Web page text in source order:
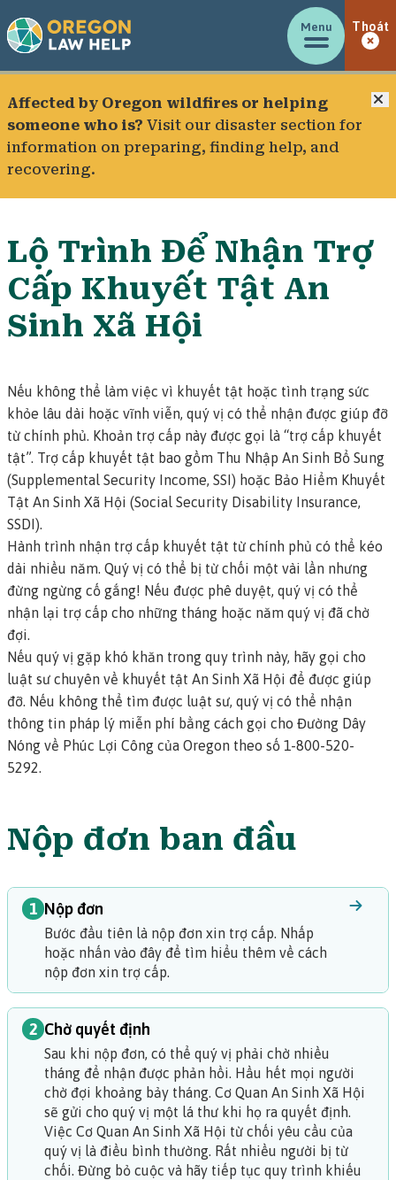
Menu Thoát
Affected by Oregon wildfires or helping
someone who is? Visit our disaster section for
information on preparing, finding help, and
recovering.
Lộ Trình Để Nhận Trợ
Cấp Khuyết Tật An
Sinh Xã Hội
Nếu không thể làm việc vì khuyết tật hoặc tình trạng sức
khỏe lâu dài hoặc vĩnh viễn, quý vị có thể nhận được giúp đỡ
từ chính phủ. Khoản trợ cấp này được gọi là “trợ cấp khuyết
tật”. Trợ cấp khuyết tật bao gồm Thu Nhập An Sinh Bổ Sung
(Supplemental Security Income, SSI) hoặc Bảo Hiểm Khuyết
Tật An Sinh Xã Hội (Social Security Disability Insurance,
SSDI).
Hành trình nhận trợ cấp khuyết tật từ chính phủ có thể kéo
dài nhiều năm. Quý vị có thể bị từ chối một vài lần nhưng
đừng ngừng cố gắng! Nếu được phê duyệt, quý vị có thể
nhận lại trợ cấp cho những tháng hoặc năm quý vị đã chờ
đợi.
Nếu quý vị gặp khó khăn trong quy trình này, hãy gọi cho
luật sư chuyên về khuyết tật An Sinh Xã Hội để được giúp
đỡ. Nếu không thể tìm được luật sư, quý vị có thể nhận
thông tin pháp lý miễn phí bằng cách gọi cho Đường Dây
Nóng về Phúc Lợi Công của Oregon theo số 1-800-520-
5292.
Nộp đơn ban đầu
1 Nộp đơn
Bước đầu tiên là nộp đơn xin trợ cấp. Nhấp
hoặc nhấn vào đây để tìm hiểu thêm về cách
nộp đơn xin trợ cấp.
2 Chờ quyết định
Sau khi nộp đơn, có thể quý vị phải chờ nhiều
tháng để nhận được phản hồi. Hầu hết mọi người
chờ đợi khoảng bảy tháng. Cơ Quan An Sinh Xã Hội
sẽ gửi cho quý vị một lá thư khi họ ra quyết định.
Việc Cơ Quan An Sinh Xã Hội từ chối yêu cầu của
quý vị là điều bình thường. Rất nhiều người bị từ
chối. Đừng bỏ cuộc và hãy tiếp tục quy trình khiếu